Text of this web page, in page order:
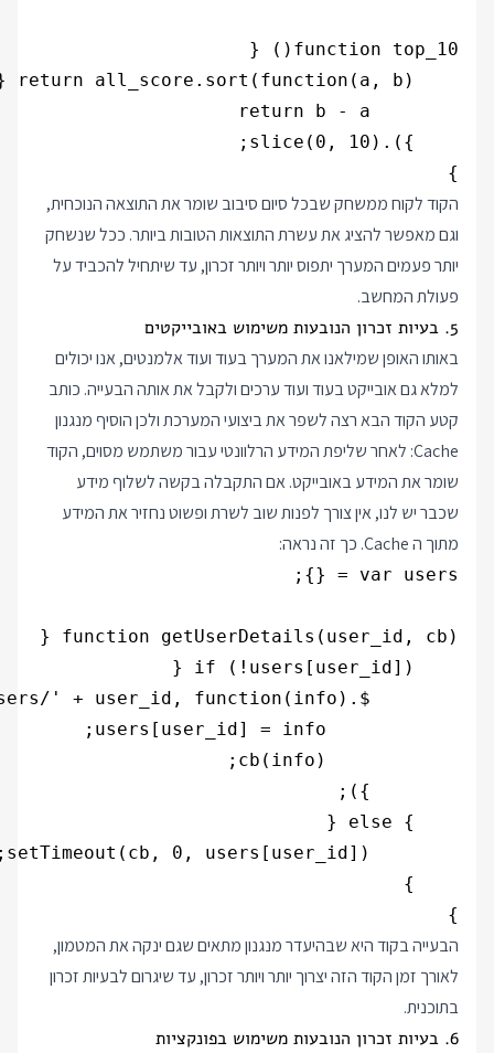
}
הקוד לקוח ממשחק שבכל סיום סיבוב שומר את התוצאה הנוכחית,
וגם מאפשר להציג את עשרת התוצאות הטובות ביותר. ככל שנשחק
יותר פעמים המערך יתפוס יותר ויותר זכרון, עד שיתחיל להכביד על
פעולת המחשב.
5. בעיות זכרון הנובעות משימוש באובייקטים
באותו האופן שמילאנו את המערך בעוד ועוד אלמנטים, אנו יכולים
למלא גם אובייקט בעוד ועוד ערכים ולקבל את אותה הבעייה. כותב
קטע הקוד הבא רצה לשפר את ביצועי המערכת ולכן הוסיף מנגנון
Cache: לאחר שליפת המידע הרלוונטי עבור משתמש מסוים, הקוד
שומר את המידע באובייקט. אם התקבלה בקשה לשלוף מידע
שכבר יש לנו, אין צורך לפנות שוב לשרת ופשוט נחזיר את המידע
מתוך ה Cache. כך זה נראה:
}
הבעייה בקוד היא שבהיעדר מנגנון מתאים שגם ינקה את המטמון,
לאורך זמן הקוד הזה יצרוך יותר ויותר זכרון, עד שיגרום לבעיות זכרון
בתוכנית.
6. בעיות זכרון הנובעות משימוש בפונקציות